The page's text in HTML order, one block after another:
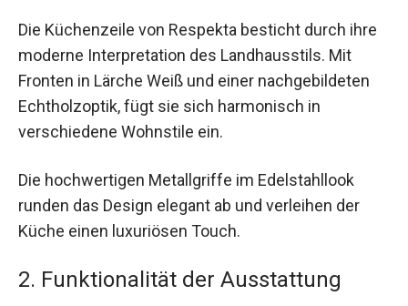
Die Küchenzeile von Respekta besticht durch ihre
moderne Interpretation des Landhausstils. Mit
Fronten in Lärche Weiß und einer nachgebildeten
Echtholzoptik, fügt sie sich harmonisch in
verschiedene Wohnstile ein.
Die hochwertigen Metallgriffe im Edelstahllook
runden das Design elegant ab und verleihen der
Küche einen luxuriösen Touch.
2. Funktionalität der Ausstattung